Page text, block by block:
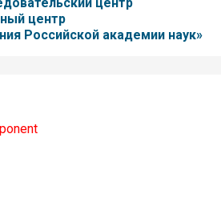
центр
Российской академии наук»